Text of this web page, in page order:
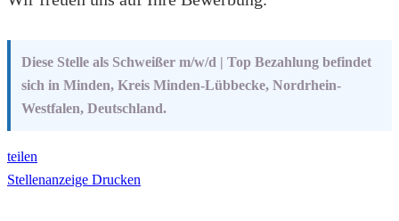
Diese Stelle als Schweißer m/w/d | Top Bezahlung befindet
sich in Minden, Kreis Minden-Lübbecke, Nordrhein-
Westfalen, Deutschland.
teilen
Stellenanzeige Drucken